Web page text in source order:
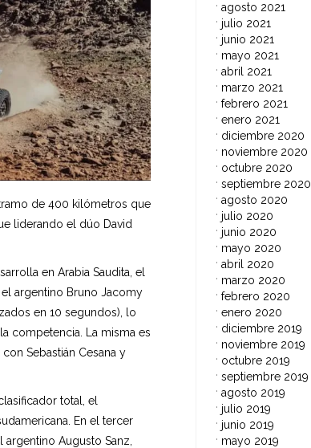
de 400 kilómetros que
liderando el dúo David
en Arabia Saudita, el
argentino Bruno Jacomy
en 10 segundos), lo
competencia. La misma es
Sebastián Cesana y
total, el
En el tercer
Augusto Sanz,
agosto 2021
julio 2021
junio 2021
mayo 2021
abril 2021
marzo 2021
febrero 2021
enero 2021
diciembre 2020
noviembre 2020
octubre 2020
septiembre 2020
agosto 2020
julio 2020
junio 2020
mayo 2020
abril 2020
marzo 2020
febrero 2020
enero 2020
diciembre 2019
noviembre 2019
octubre 2019
septiembre 2019
agosto 2019
julio 2019
junio 2019
mayo 2019